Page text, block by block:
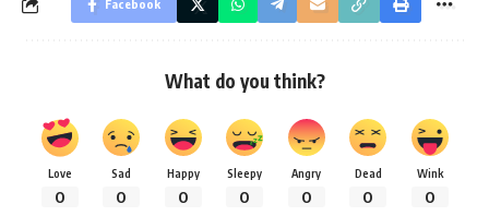
Facebook
What do you think?
Love
0
Sad
0
Happy
0
Sleepy
0
Angry
0
Dead
0
Wink
0